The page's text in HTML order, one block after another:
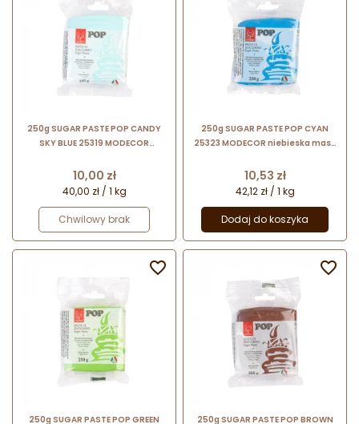
250g SUGAR PASTE POP CANDY
SKY BLUE 25319 MODECOR
bezglutenowa
Cena
10,00 zł
40,00 zł / 1 kg
Chwilowy brak
250g SUGAR PASTE POP CYAN
25323 MODECOR niebieska masa
Cena
10,53 zł
42,12 zł / 1 kg
Dodaj do koszyka
250g SUGAR PASTE POP GREEN

250g SUGAR PASTE POP BROWN
